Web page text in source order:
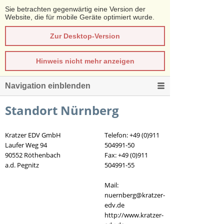
Sie betrachten gegenwärtig eine Version der
Website, die für mobile Geräte optimiert wurde.
Zur Desktop-Version
Hinweis nicht mehr anzeigen
Navigation einblenden
Standort Nürnberg
Kratzer EDV GmbH
Laufer Weg 94
90552 Röthenbach
a.d. Pegnitz
Telefon: +49 (0)911
504991-50
Fax: +49 (0)911
504991-55
Mail:
nuernberg@kratzer-
edv.de
http://www.kratzer-